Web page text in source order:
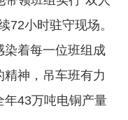
72小时驻守现场。
染着每一位班组成
精神，吊车班有力
年43万吨电铜产量